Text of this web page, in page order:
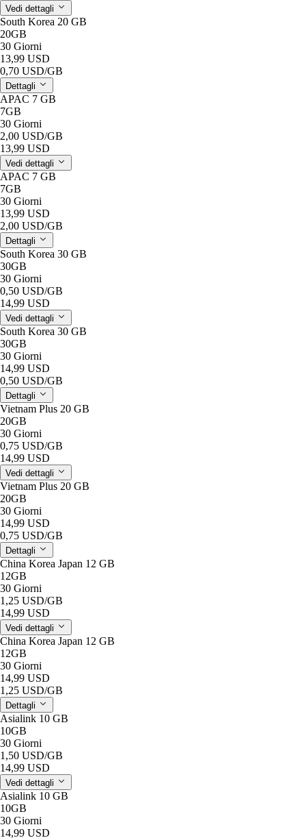
Vedi dettagli
South Korea 20 GB
20GB
30 Giorni
13,99 USD
0,70 USD/GB
Dettagli
APAC 7 GB
7GB
30 Giorni
2,00 USD/GB
13,99 USD
Vedi dettagli
APAC 7 GB
7GB
30 Giorni
13,99 USD
2,00 USD/GB
Dettagli
South Korea 30 GB
30GB
30 Giorni
0,50 USD/GB
14,99 USD
Vedi dettagli
South Korea 30 GB
30GB
30 Giorni
14,99 USD
0,50 USD/GB
Dettagli
Vietnam Plus 20 GB
20GB
30 Giorni
0,75 USD/GB
14,99 USD
Vedi dettagli
Vietnam Plus 20 GB
20GB
30 Giorni
14,99 USD
0,75 USD/GB
Dettagli
China Korea Japan 12 GB
12GB
30 Giorni
1,25 USD/GB
14,99 USD
Vedi dettagli
China Korea Japan 12 GB
12GB
30 Giorni
14,99 USD
1,25 USD/GB
Dettagli
Asialink 10 GB
10GB
30 Giorni
1,50 USD/GB
14,99 USD
Vedi dettagli
Asialink 10 GB
10GB
30 Giorni
14,99 USD